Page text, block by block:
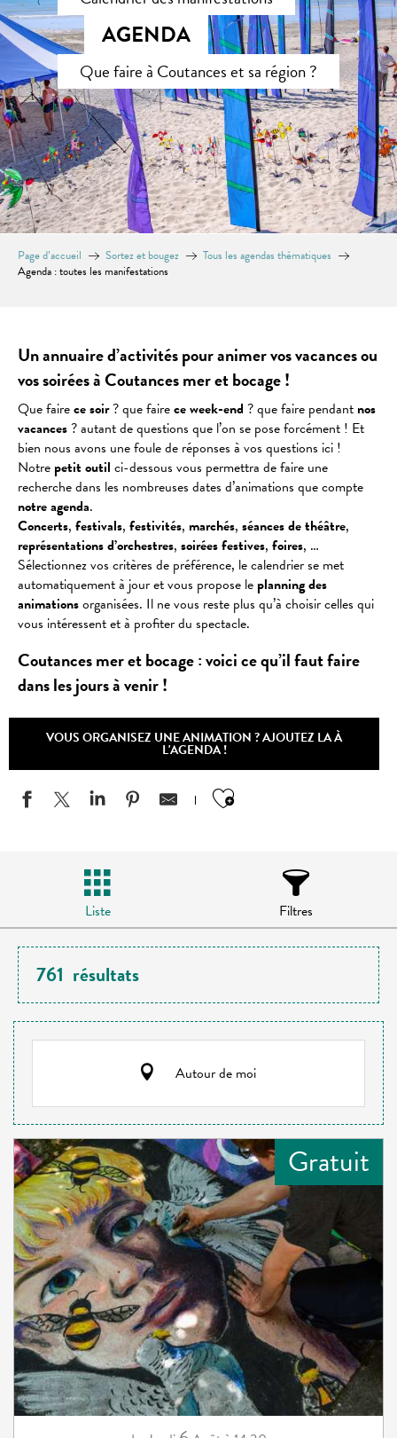
AGENDA
Que faire à Coutances et sa région ?
Page d’accueil Sortez et bougez
Tous les agendas thématiques
Agenda : toutes les manifestations
Un annuaire d’activités pour animer vos vacances ou
vos soirées à Coutances mer et bocage !
Que fairece soir? que fairece week-end ? que faire pendant nos
vacances? autant de questions que l’on se pose forcément ! Et
bien nous avons une foule de réponses à vos questions ici !
Notre petit outil ci-dessous vous permettra de faire une
recherche dans les nombreuses dates d’animations que compte
notre agenda.
Concerts, festivals, festivités, marchés, séancesdethéâtre,
représentationsd’orchestres, soiréesfestives, foires, …
Sélectionnez vos critères de préférence, le calendrier se met
automatiquement à jour et vous propose le planning des
animationsorganisées. Il ne vous reste plus qu’à choisir celles qui
vous intéressent et à profiter du spectacle.
Coutances mer et bocage : voici ce qu’il faut faire
dans les jours à venir !
VOUS ORGANISEZ UNE ANIMATION ? AJOUTEZ LA À
L'AGENDA !
Ajouter aux
Liste Filtres
761 résultats
Autour de moi
Gratuit